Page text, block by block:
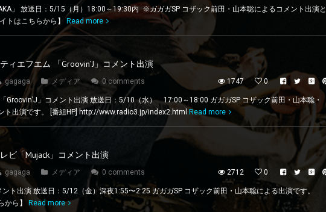
」 放送日：5/15（月）18:00～19:30内 ※ガガガSP コザック前田・山本聡によるコメント出演と
トはこちらから】
Read more
ィエフエム 「Groovin’J」コメント出演
gagaga メディア 0 comments 1747 0
Groovin’J」コメント出演 放送日：5/10（水） 17:00～18:00 ガガガSP コザック前田・山本聡・
ト出演です。 [番組HP] http://www.radio3.jp/index2.html
Read more
ビ「Mujack」コメント出演
gagaga メディア 0 comments 2712 0
ト出演 放送日：5/12（金）深夜1:55〜2:25 ガガガSP コザック前田・山本聡による出演です。
から】
Read more